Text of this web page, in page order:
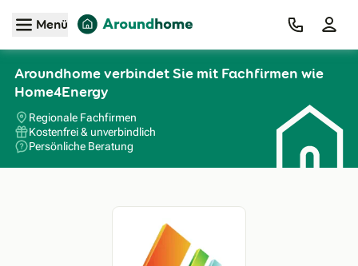
Zum Hauptinhalt
Menü
Aroundhome verbindet Sie mit Fachfirmen wie
Home4Energy
Regionale Fachfirmen
Kostenfrei & unverbindlich
Persönliche Beratung